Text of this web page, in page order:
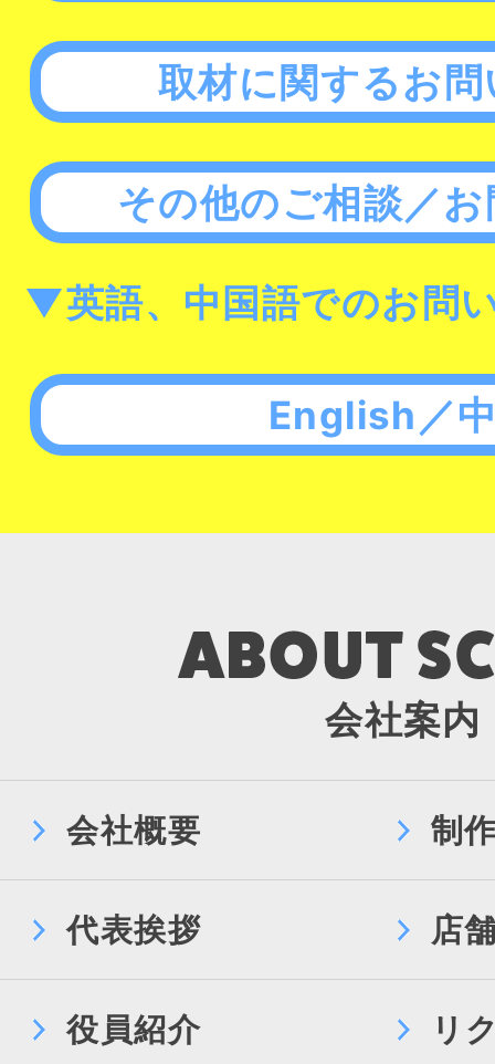
取材に関するお
その他のご相談／
▼英語、中国語でのお問
English／
会社案内
会社概要 制
代表挨拶 店
役員紹介 リ